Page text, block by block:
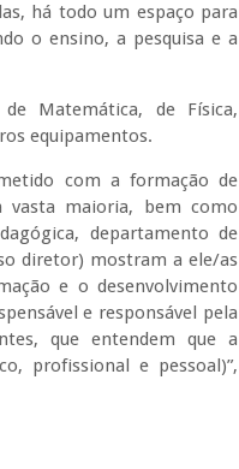
há todo um espaço para
o ensino, a pesquisa e a
Matemática, de Física,
equipamentos.
com a formação de
vasta maioria, bem como
departamento de
diretor) mostram a ele/as
e o desenvolvimento
e responsável pela
que entendem que a
profissional e pessoal)”,